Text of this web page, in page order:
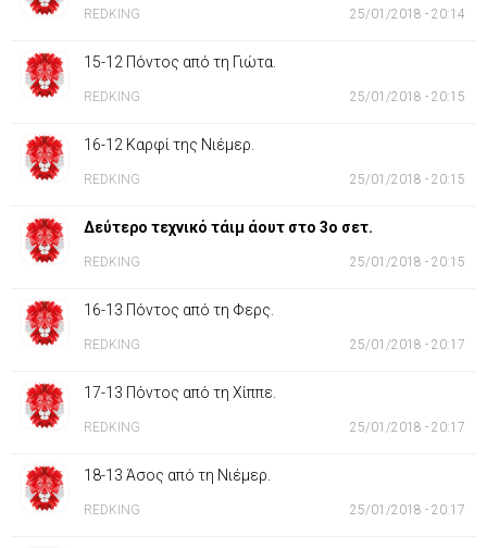
REDKING 25/01/2018 - 20:14
15-12 Πόντος από τη Γιώτα.
REDKING 25/01/2018 - 20:15
16-12 Καρφί της Νιέμερ.
REDKING 25/01/2018 - 20:15
Δεύτερο τεχνικό τάιμ άουτ στο 3ο σετ.
REDKING 25/01/2018 - 20:15
16-13 Πόντος από τη Φερς.
REDKING 25/01/2018 - 20:17
17-13 Πόντος από τη Χίππε.
REDKING 25/01/2018 - 20:17
18-13 Άσος από τη Νιέμερ.
REDKING 25/01/2018 - 20:17